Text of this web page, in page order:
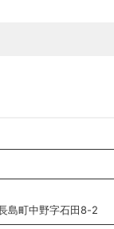
島町中野字石田8-2